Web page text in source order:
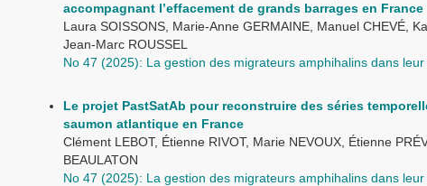
accompagnant l’effacement de grands barrages en France
Laura SOISSONS, Marie-Anne GERMAINE, Manuel CHEVÉ,
Jean-Marc ROUSSEL
No 47 (2025): La gestion des migrateurs amphihalins dans
Le projet PastSatAb pour reconstruire des séries
saumon atlantique en France
Clément LEBOT, Étienne RIVOT, Marie NEVOUX, Étienne
BEAULATON
No 47 (2025): La gestion des migrateurs amphihalins dans